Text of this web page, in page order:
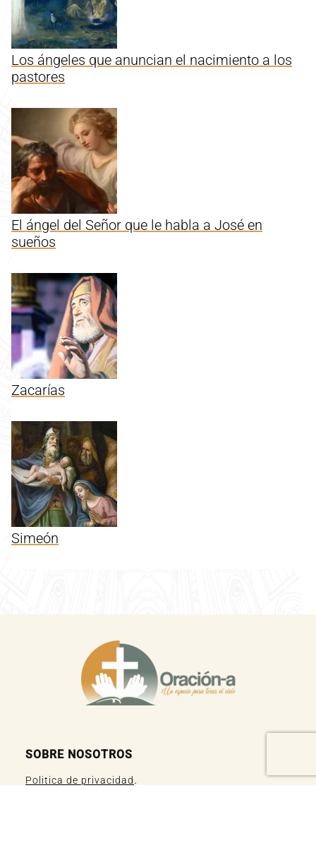
Los ángeles que anuncian el nacimiento a los
pastores
El ángel del Señor que le habla a José en
sueños
Zacarías
Simeón
SOBRE NOSOTROS
Politica de privacidad.